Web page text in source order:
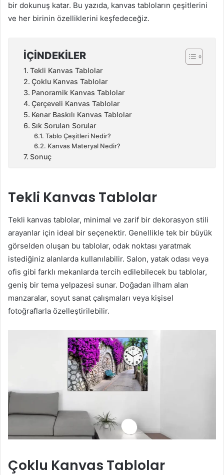
bir dokunuş katar. Bu yazıda, kanvas tabloların çeşitlerini
ve her birinin özelliklerini keşfedeceğiz.
İÇINDEKILER
Tekli Kanvas Tablolar
Çoklu Kanvas Tablolar
Panoramik Kanvas Tablolar
Çerçeveli Kanvas Tablolar
Kenar Baskılı Kanvas Tablolar
Sık Sorulan Sorular
Tablo Çeşitleri Nedir?
Kanvas Materyal Nedir?
Sonuç
Tekli Kanvas Tablolar
Tekli kanvas tablolar, minimal ve zarif bir dekorasyon stili
arayanlar için ideal bir seçenektir. Genellikle tek bir büyük
görselden oluşan bu tablolar, odak noktası yaratmak
istediğiniz alanlarda kullanılabilir. Salon, yatak odası veya
ofis gibi farklı mekanlarda tercih edilebilecek bu tablolar,
geniş bir tema yelpazesi sunar. Doğadan ilham alan
manzaralar, soyut sanat çalışmaları veya kişisel
fotoğraflarla özelleştirilebilir.
Çoklu Kanvas Tablolar